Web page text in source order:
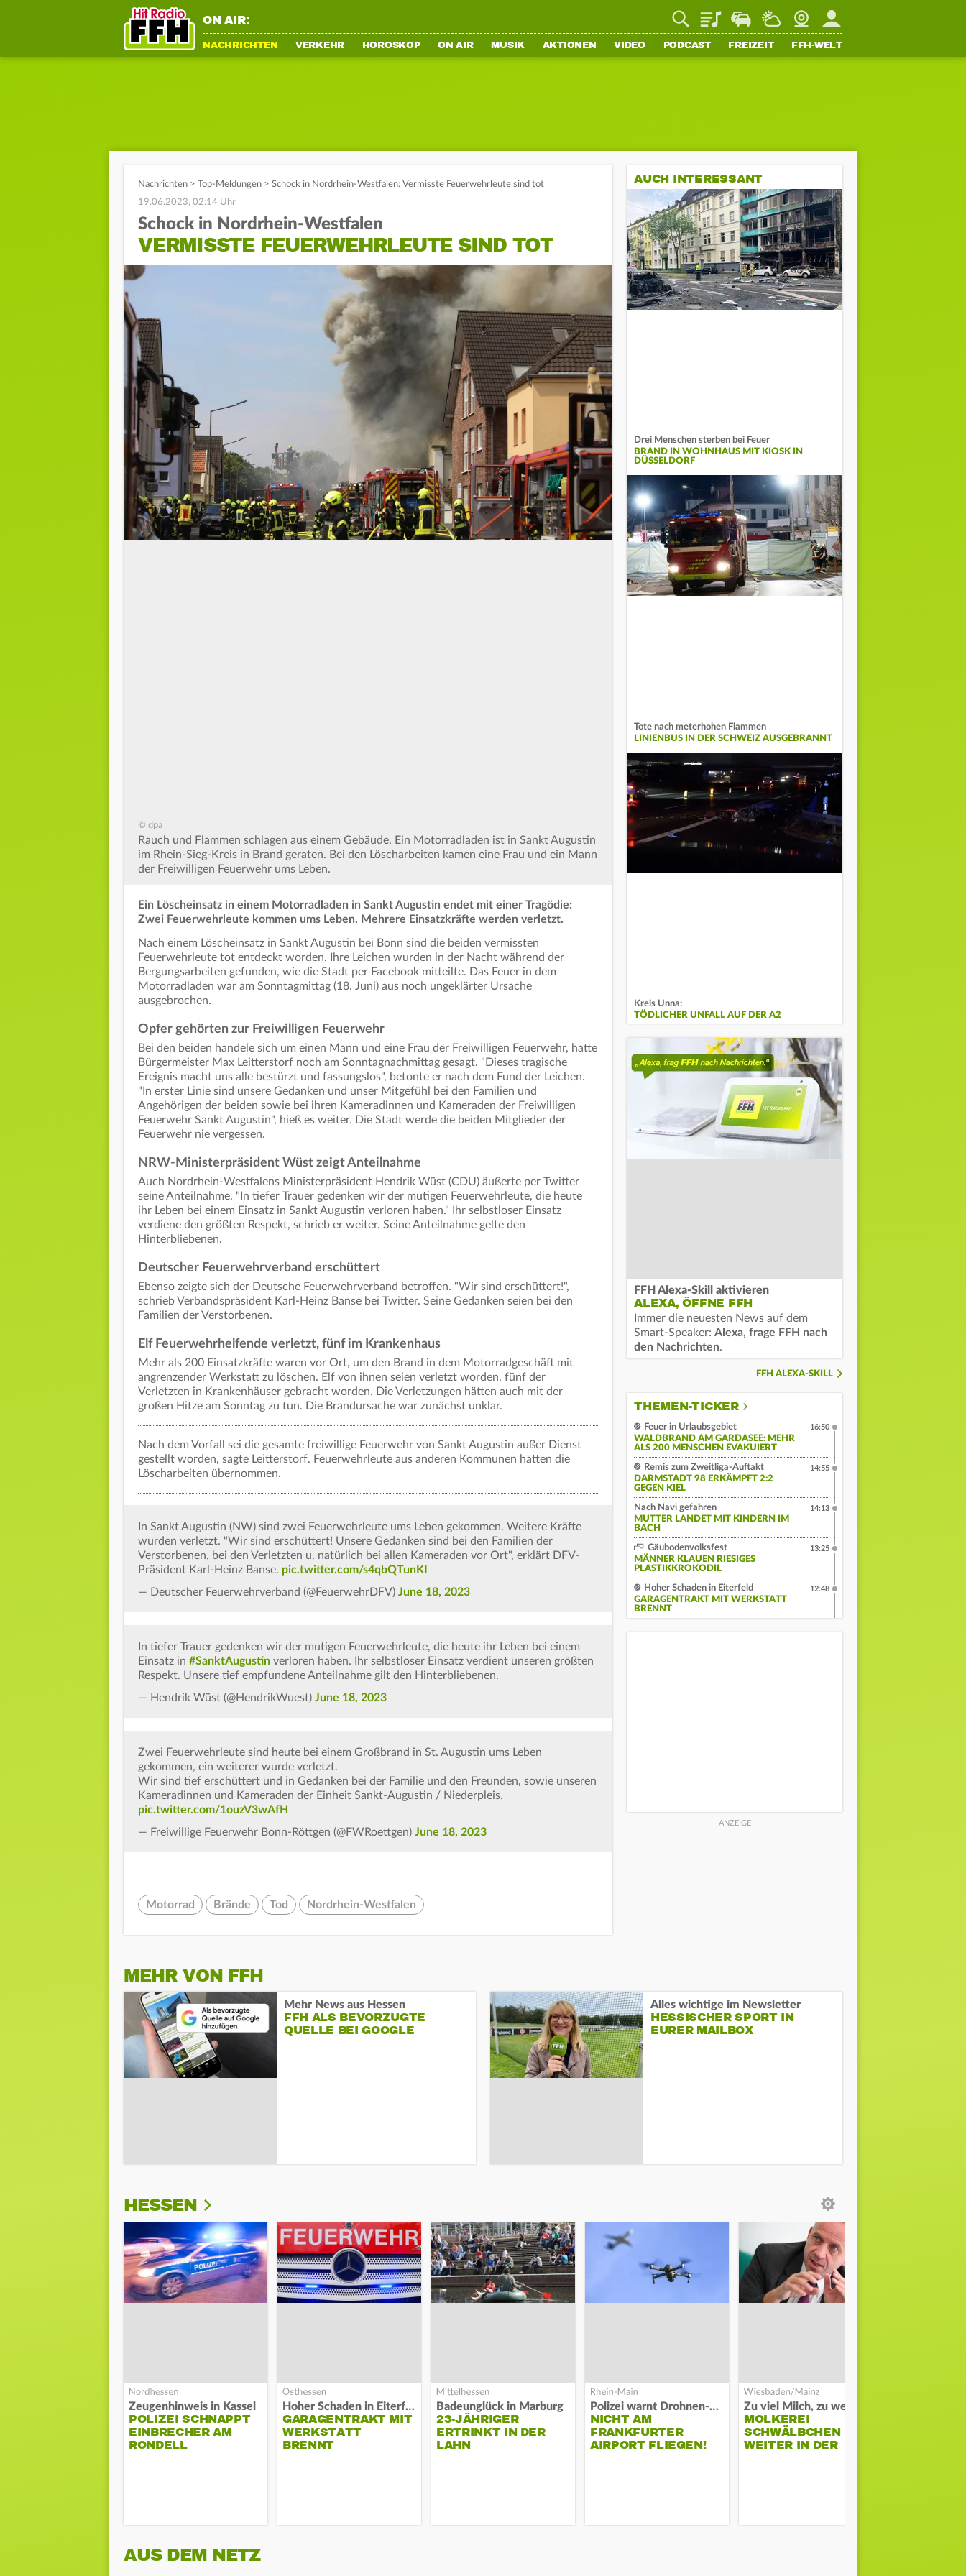
ON AIR: PlaylistStaupilotWetterWebcamMein FFH
NACHRICHTEN VERKEHR HOROSKOP ON AIR MUSIK AKTIONEN VIDEO PODCAST FREIZEIT FFH-WELT
Nachrichten > Top-Meldungen > Schock in Nordrhein-Westfalen: Vermisste Feuerwehrleute sind tot
19.06.2023, 02:14 Uhr
Schock in Nordrhein-Westfalen
VERMISSTE FEUERWEHRLEUTE SIND TOT
© dpa
Rauch und Flammen schlagen aus einem Gebäude. Ein Motorradladen ist in Sankt Augustin
im Rhein-Sieg-Kreis in Brand geraten. Bei den Löscharbeiten kamen eine Frau und ein Mann
der Freiwilligen Feuerwehr ums Leben.
Ein Löscheinsatz in einem Motorradladen in Sankt Augustin endet mit einer Tragödie:
Zwei Feuerwehrleute kommen ums Leben. Mehrere Einsatzkräfte werden verletzt.
Nach einem Löscheinsatz in Sankt Augustin bei Bonn sind die beiden vermissten
Feuerwehrleute tot entdeckt worden. Ihre Leichen wurden in der Nacht während der
Bergungsarbeiten gefunden, wie die Stadt per Facebook mitteilte. Das Feuer in dem
Motorradladen war am Sonntagmittag (18. Juni) aus noch ungeklärter Ursache
ausgebrochen.
Opfer gehörten zur Freiwilligen Feuerwehr
Bei den beiden handele sich um einen Mann und eine Frau der Freiwilligen Feuerwehr, hatte
Bürgermeister Max Leitterstorf noch am Sonntagnachmittag gesagt. "Dieses tragische
Ereignis macht uns alle bestürzt und fassungslos", betonte er nach dem Fund der Leichen.
"In erster Linie sind unsere Gedanken und unser Mitgefühl bei den Familien und
Angehörigen der beiden sowie bei ihren Kameradinnen und Kameraden der Freiwilligen
Feuerwehr Sankt Augustin", hieß es weiter. Die Stadt werde die beiden Mitglieder der
Feuerwehr nie vergessen.
NRW-Ministerpräsident Wüst zeigt Anteilnahme
Auch Nordrhein-Westfalens Ministerpräsident Hendrik Wüst (CDU) äußerte per Twitter
seine Anteilnahme. "In tiefer Trauer gedenken wir der mutigen Feuerwehrleute, die heute
ihr Leben bei einem Einsatz in Sankt Augustin verloren haben." Ihr selbstloser Einsatz
verdiene den größten Respekt, schrieb er weiter. Seine Anteilnahme gelte den
Hinterbliebenen.
Deutscher Feuerwehrverband erschüttert
Ebenso zeigte sich der Deutsche Feuerwehrverband betroffen. "Wir sind erschüttert!",
schrieb Verbandspräsident Karl-Heinz Banse bei Twitter. Seine Gedanken seien bei den
Familien der Verstorbenen.
Elf Feuerwehrhelfende verletzt, fünf im Krankenhaus
Mehr als 200 Einsatzkräfte waren vor Ort, um den Brand in dem Motorradgeschäft mit
angrenzender Werkstatt zu löschen. Elf von ihnen seien verletzt worden, fünf der
Verletzten in Krankenhäuser gebracht worden. Die Verletzungen hätten auch mit der
großen Hitze am Sonntag zu tun. Die Brandursache war zunächst unklar.
Nach dem Vorfall sei die gesamte freiwillige Feuerwehr von Sankt Augustin außer Dienst
gestellt worden, sagte Leitterstorf. Feuerwehrleute aus anderen Kommunen hätten die
Löscharbeiten übernommen.
In Sankt Augustin (NW) sind zwei Feuerwehrleute ums Leben gekommen. Weitere Kräfte
wurden verletzt. "Wir sind erschüttert! Unsere Gedanken sind bei den Familien der
Verstorbenen, bei den Verletzten u. natürlich bei allen Kameraden vor Ort", erklärt DFV-
Präsident Karl-Heinz Banse. pic.twitter.com/s4qbQTunKI
— Deutscher Feuerwehrverband (@FeuerwehrDFV) June 18, 2023
In tiefer Trauer gedenken wir der mutigen Feuerwehrleute, die heute ihr Leben bei einem
Einsatz in #SanktAugustin verloren haben. Ihr selbstloser Einsatz verdient unseren größten
Respekt. Unsere tief empfundene Anteilnahme gilt den Hinterbliebenen.
— Hendrik Wüst (@HendrikWuest) June 18, 2023
Zwei Feuerwehrleute sind heute bei einem Großbrand in St. Augustin ums Leben
gekommen, ein weiterer wurde verletzt.
Wir sind tief erschüttert und in Gedanken bei der Familie und den Freunden, sowie unseren
Kameradinnen und Kameraden der Einheit Sankt-Augustin / Niederpleis.
pic.twitter.com/1ouzV3wAfH
— Freiwillige Feuerwehr Bonn-Röttgen (@FWRoettgen) June 18, 2023
Motorrad Brände Tod Nordrhein-Westfalen
AUCH INTERESSANT
Drei Menschen sterben bei Feuer
BRAND IN WOHNHAUS MIT KIOSK IN
DÜSSELDORF
Tote nach meterhohen Flammen
LINIENBUS IN DER SCHWEIZ AUSGEBRANNT
Kreis Unna:
TÖDLICHER UNFALL AUF DER A2
FFH Alexa-Skill aktivieren
ALEXA, ÖFFNE FFH
Immer die neuesten News auf dem
Smart-Speaker: Alexa, frage FFH nach
den Nachrichten.
FFH ALEXA-SKILL
THEMEN-TICKER
Feuer in Urlaubsgebiet
WALDBRAND AM GARDASEE: MEHR
ALS 200 MENSCHEN EVAKUIERT
16:50
Remis zum Zweitliga-Auftakt
DARMSTADT 98 ERKÄMPFT 2:2
GEGEN KIEL
14:55
Nach Navi gefahren
MUTTER LANDET MIT KINDERN IM
BACH
14:13
Gäubodenvolksfest
MÄNNER KLAUEN RIESIGES
PLASTIKKROKODIL
13:25
Hoher Schaden in Eiterfeld
GARAGENTRAKT MIT WERKSTATT
BRENNT
12:48
MEHR VON FFH
Mehr News aus Hessen
FFH ALS BEVORZUGTE
QUELLE BEI GOOGLE
Alles wichtige im Newsletter
HESSISCHER SPORT IN
EURER MAILBOX
HESSEN
Zeugenhinweis in Kassel
POLIZEI SCHNAPPT
EINBRECHER AM
RONDELL
Hoher Schaden in Eiterfeld
GARAGENTRAKT MIT
WERKSTATT
BRENNT
Badeunglück in Marburg
23-JÄHRIGER
ERTRINKT IN DER
LAHN
Polizei warnt Drohnen-Besitzer
NICHT AM
FRANKFURTER
AIRPORT FLIEGEN!
MOLKEREI
SCHWÄLBCHEN
WEITER IN DER
AUS DEM NETZ